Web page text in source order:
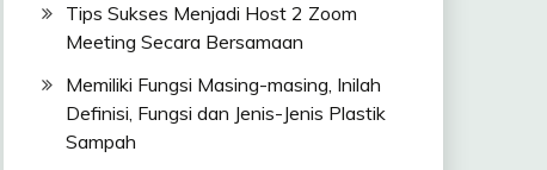
Tips Sukses Menjadi Host 2 Zoom
Meeting Secara Bersamaan
Memiliki Fungsi Masing-masing, Inilah
Definisi, Fungsi dan Jenis-Jenis Plastik
Sampah